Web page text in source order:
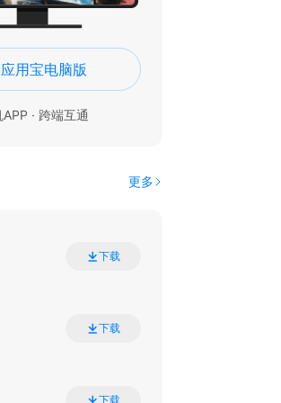
应用宝电脑版
· 跨端互通
更多
下载
下载
下载